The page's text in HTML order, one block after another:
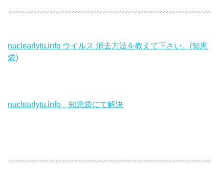
nuclearlytu.info ウイルス 消去方法を教えて下さい。(知恵
袋)
nuclearlytu.info 知恵袋にて解決